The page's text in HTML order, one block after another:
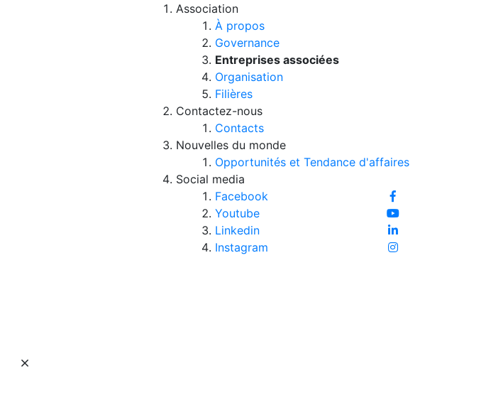
Association
À propos
Governance
Entreprises associées
Organisation
Filières
Contactez-nous
Contacts
Nouvelles du monde
Opportunités et Tendance d'affaires
Social media
Facebook
Youtube
Linkedin
Instagram